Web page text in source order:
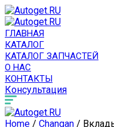
ГЛАВНАЯ
КАТАЛОГ
КАТАЛОГ ЗАПЧАСТЕЙ
О НАС
КОНТАКТЫ
Консультация
Home / Changan /